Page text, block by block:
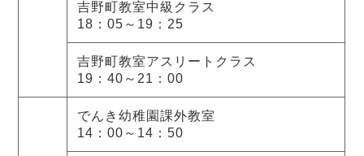
吉野町教室中級クラス
18：05～19：25
吉野町教室アスリートクラス
19：40～21：00
でんき幼稚園課外教室
14：00～14：50